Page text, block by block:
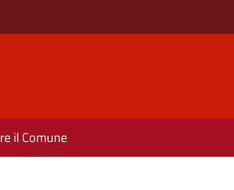
il Comune